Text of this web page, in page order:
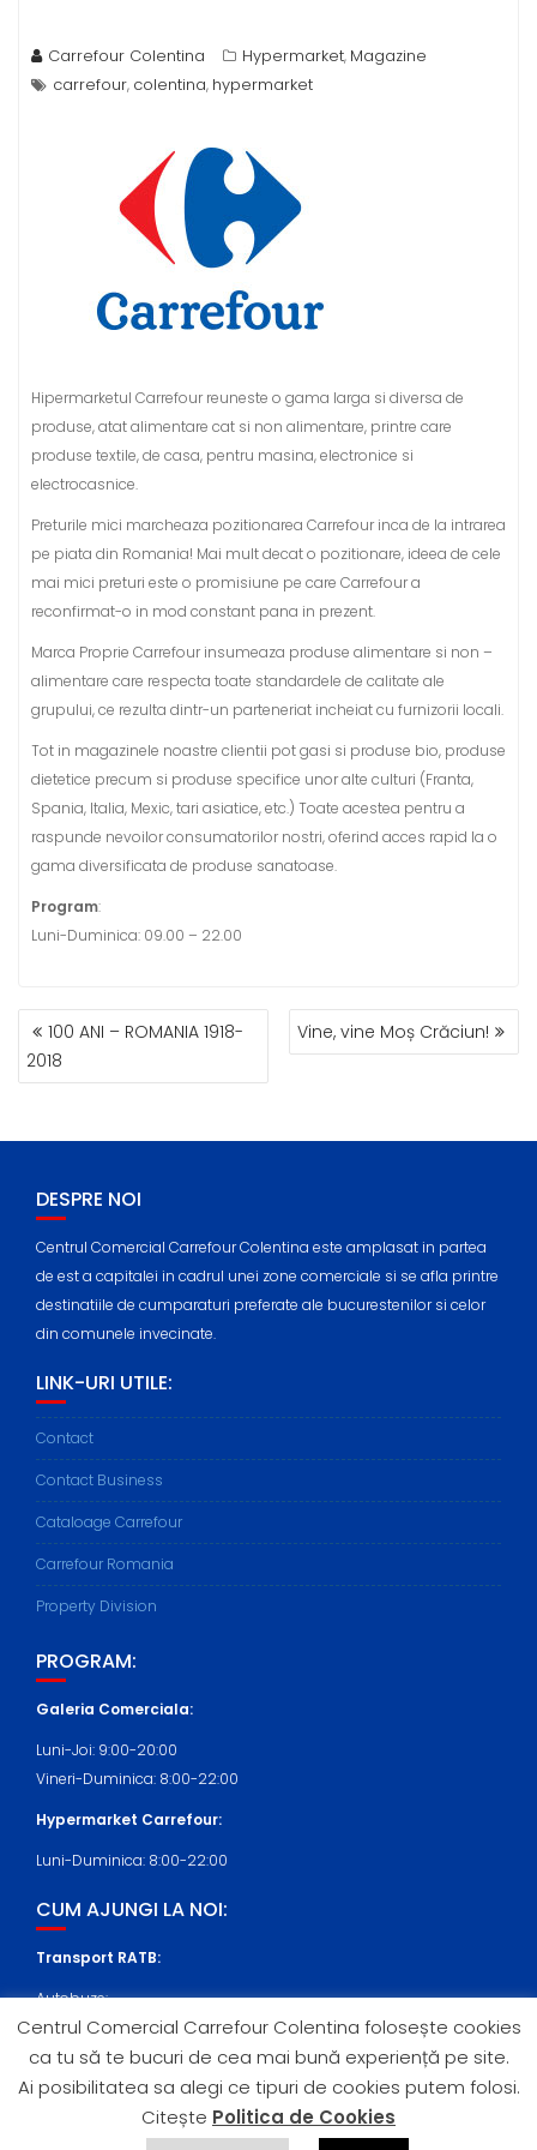
Carrefour Colentina Hypermarket, Magazine
carrefour, colentina, hypermarket
Hipermarketul Carrefour reuneste o gama larga si diversa de
produse, atat alimentare cat si non alimentare, printre care
produse textile, de casa, pentru masina, electronice si
electrocasnice.
Preturile mici marcheaza pozitionarea Carrefour inca de la intrarea
pe piata din Romania! Mai mult decat o pozitionare, ideea de cele
mai mici preturi este o promisiune pe care Carrefour a
reconfirmat-o in mod constant pana in prezent.
Marca Proprie Carrefour insumeaza produse alimentare si non –
alimentare care respecta toate standardele de calitate ale
grupului, ce rezulta dintr-un parteneriat incheiat cu furnizorii locali.
Tot in magazinele noastre clientii pot gasi si produse bio, produse
dietetice precum si produse specifice unor alte culturi (Franta,
Spania, Italia, Mexic, tari asiatice, etc.) Toate acestea pentru a
raspunde nevoilor consumatorilor nostri, oferind acces rapid la o
gama diversificata de produse sanatoase.
Program:
Luni-Duminica: 09.00 – 22.00
POST
NAVIGATION
100 ANI – ROMANIA 1918-
2018
Vine, vine Moș Crăciun!
DESPRE NOI
Centrul Comercial Carrefour Colentina este amplasat in partea
de est a capitalei in cadrul unei zone comerciale si se afla printre
destinatiile de cumparaturi preferate ale bucurestenilor si celor
din comunele invecinate.
LINK-URI UTILE:
Contact
Contact Business
Cataloage Carrefour
Carrefour Romania
Property Division
PROGRAM:
Galeria Comerciala:
Luni-Joi: 9:00-20:00
Vineri-Duminica: 8:00-22:00
Hypermarket Carrefour:
Luni-Duminica: 8:00-22:00
CUM AJUNGI LA NOI:
Transport RATB:
Autobuze:
409, N108 (statia Nicolae Cernea)
Tramvaie:
21 (statia Nicolae Cernea)
Centrul Comercial Carrefour Colentina folosește cookies
ca tu să te bucuri de cea mai bună experiență pe site.
Ai posibilitatea sa alegi ce tipuri de cookies putem folosi.
Citește Politica de Cookies